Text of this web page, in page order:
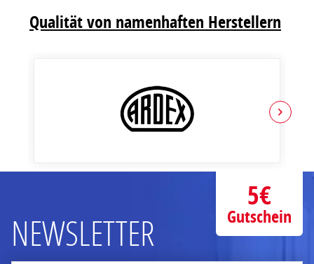
Qualität von namenhaften Herstellern
NEWSLETTER
5€
Gutschein